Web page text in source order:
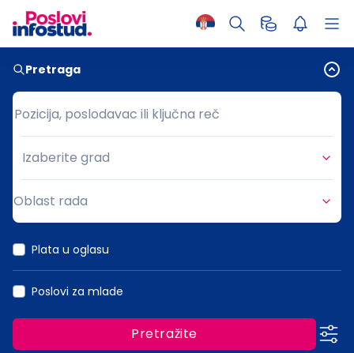
Pretraga
Pozicija, poslodavac ili ključna reč
Pozicija, poslodavac ili ključna reč
Grad
Izaberite grad
Oblast rada
Plata u oglasu
Poslovi za mlade
Pretražite